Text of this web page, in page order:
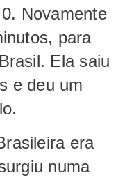
Novamente
para
Ela saiu
e deu um
era
numa